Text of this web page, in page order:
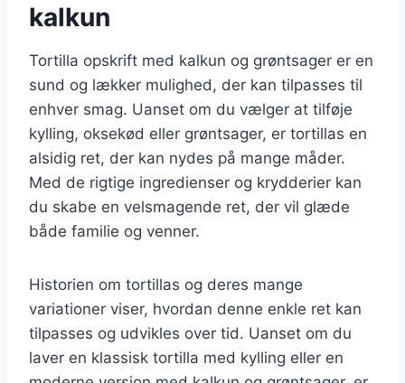
kalkun
Tortilla opskrift med kalkun og grøntsager er en
sund og lækker mulighed, der kan tilpasses til
enhver smag. Uanset om du vælger at tilføje
kylling, oksekød eller grøntsager, er tortillas en
alsidig ret, der kan nydes på mange måder.
Med de rigtige ingredienser og krydderier kan
du skabe en velsmagende ret, der vil glæde
både familie og venner.
Historien om tortillas og deres mange
variationer viser, hvordan denne enkle ret kan
tilpasses og udvikles over tid. Uanset om du
laver en klassisk tortilla med kylling eller en